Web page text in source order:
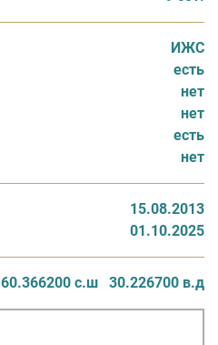
ИЖС
есть
нет
нет
есть
нет
15.08.2013
01.10.2025
60.366200 с.ш 30.226700 в.д